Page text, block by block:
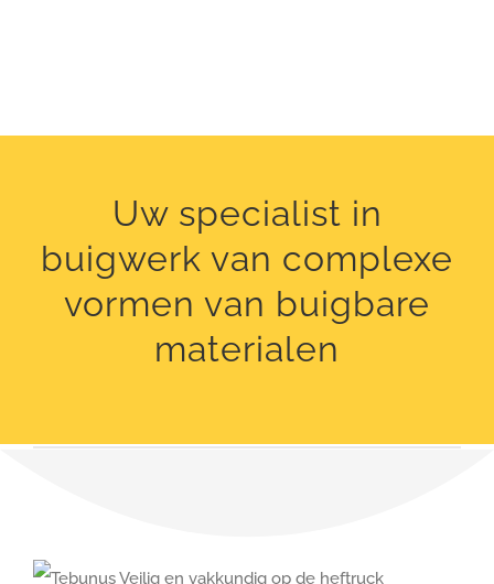
Uw specialist in
buigwerk van complexe
vormen van buigbare
materialen